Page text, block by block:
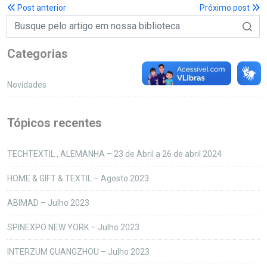
Post anterior Próximo post
Categorias
Novidades
Tópicos recentes
TECHTEXTIL , ALEMANHA – 23 de Abril a 26 de abril 2024
HOME & GIFT & TEXTIL – Agosto 2023
ABIMAD – Julho 2023
SPINEXPO NEW YORK – Julho 2023
INTERZUM GUANGZHOU – Julho 2023